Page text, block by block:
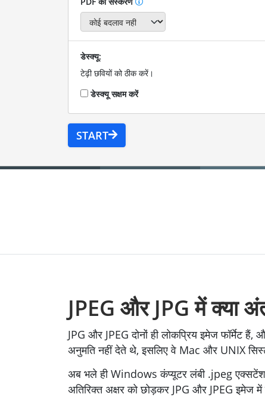
डेस्क्यू:
टेढ़ी छवियों को ठीक करें।
डेस्क्यू सक्षम करें
START
JPEG और JPG में क्या
JPG और JPEG दोनों ही लोकप्रिय इमेज फॉर्मेट
अनुमति नहीं देते थे, इसलिए वे Mac और UNIX
अब भले ही Windows कंप्यूटर लंबी .jpeg एक्सटेंशन
अतिरिक्त अक्षर को छोड़कर JPG और JPEG इमेज में